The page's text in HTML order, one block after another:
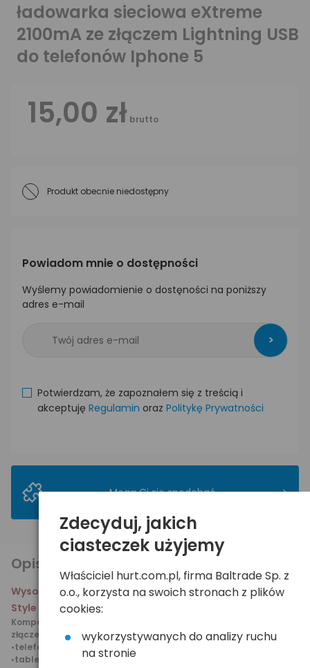
ładowarka sieciowa eXtreme
2100mA ze złączem Lightning USB
do telefonów Iphone 5
15,00 zł brutto
Produkt obecnie niedostępny
Powiadom mnie o dostępności
Wyślemy powiadomienie o dostęności na poniższy
adres e-mail
>
Potwierdzam, że zapoznałem się z treścią i
akceptuję Regulamin oraz Politykę Prywatności
Mogą Ci się spodobać >
Opis produktu
Wysokiej jakości sieciowa ładowarka USB marki Extreme
Style
Kompatybilna nawet z urządzeniami Apple wyposażonymi w
złącze Lightning min:
•telefony Apple iPhone 5, 5s, 5c
•tablety Apple iPad 4, mini, Air
Zdecyduj, jakich
ciasteczek użyjemy
Właściciel hurt.com.pl, firma Baltrade Sp. z
o.o., korzysta na swoich stronach z plików
cookies:
wykorzystywanych do analizy ruchu
na stronie